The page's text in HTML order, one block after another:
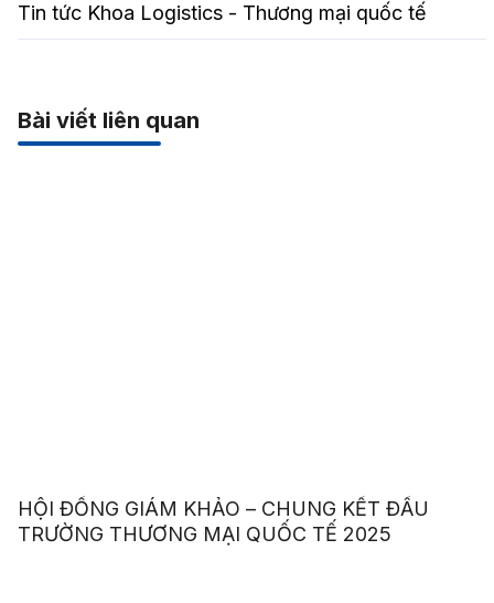
Tin tức Khoa Logistics - Thương mại quốc tế
Bài viết liên quan
HỘI ĐỒNG GIÁM KHẢO – CHUNG KẾT ĐẤU
TRƯỜNG THƯƠNG MẠI QUỐC TẾ 2025